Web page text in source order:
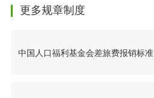
更多规章制度
中国人口福利基金会差旅费报销标准